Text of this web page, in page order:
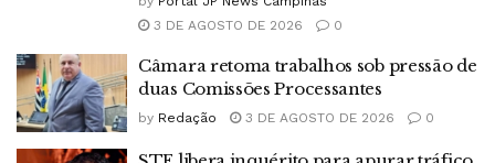
3 DE AGOSTO DE 2026
0
Câmara retoma trabalhos sob pressão de
duas Comissões Processantes
by Redação 3 DE AGOSTO DE 2026 0